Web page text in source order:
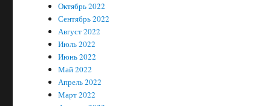
Октябрь 2022
Сентябрь 2022
Август 2022
Июль 2022
Июнь 2022
Май 2022
Апрель 2022
Март 2022